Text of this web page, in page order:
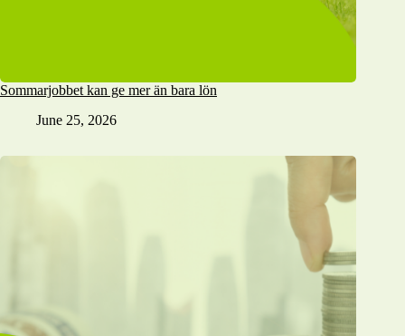
Sommarjobbet kan ge mer än bara lön
June 25, 2026